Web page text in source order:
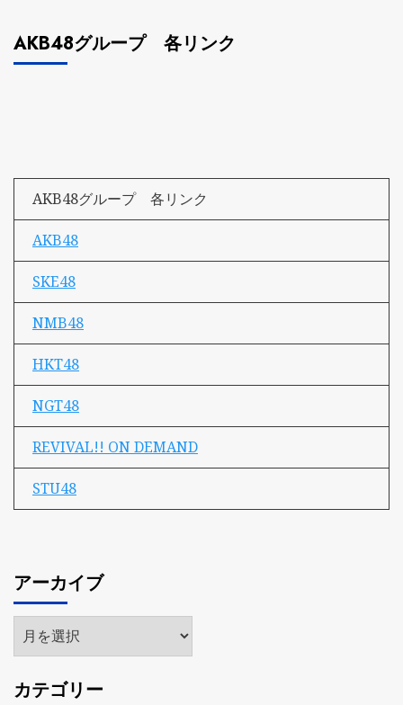
AKB48グループ 各リンク
AKB48グループ 各リンク
AKB48
SKE48
NMB48
HKT48
NGT48
REVIVAL!! ON DEMAND
STU48
アーカイブ
ア
ー
イ
カテゴリー